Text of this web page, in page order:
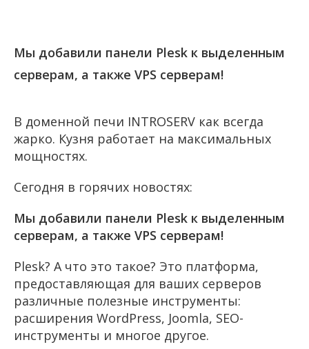
Мы добавили панели Plesk к выделенным
серверам, а также VPS серверам!
В доменной печи INTROSERV как всегда
жарко. Кузня работает на максимальных
мощностях.
Сегодня в горячих новостях:
Мы добавили панели Plesk к выделенным
серверам, а также VPS серверам!
Plesk? А что это такое? Это платформа,
предоставляющая для ваших серверов
различные полезные инструменты:
расширения WordPress, Joomla, SEO-
инструменты и многое другое.